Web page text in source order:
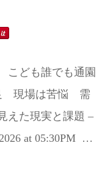
こども誰でも通園
現場は苦悩 需
えた現実と課題 –
at 05:30PM …